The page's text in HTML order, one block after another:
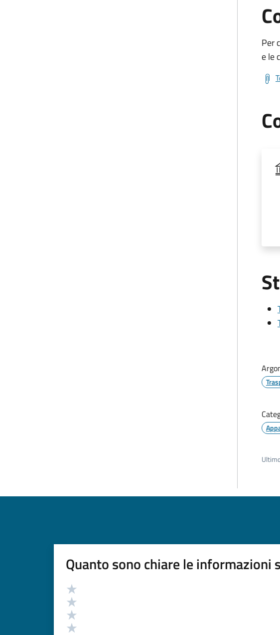
Per
e le
Quanto sono chiare le informazioni
Valutazione